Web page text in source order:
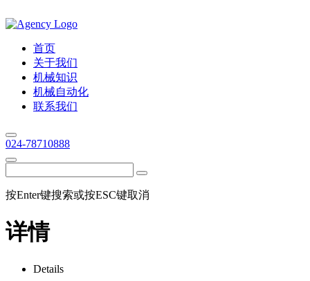
首页
关于我们
机械知识
机械自动化
联系我们
024-78710888
按Enter键搜索或按ESC键取消
详情
Details